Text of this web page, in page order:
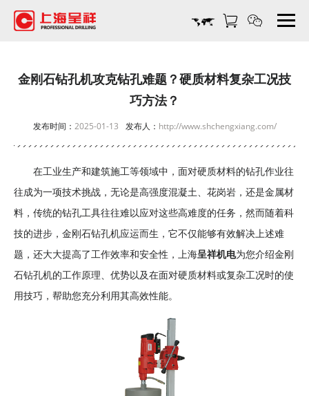
题？
金刚石钻孔机攻克钻孔难题？硬质材料复杂工况技
巧方法？
发布时间： 2025-01-13 发布人： http://www.shchengxiang.com/
在工业生产和建筑施工等领域中，面对硬质材料的钻孔作业往
往成为一项技术挑战，无论是高强度混凝土、花岗岩，还是金属材
料，传统的钻孔工具往往难以应对这些高难度的任务，然而随着科
技的进步，金刚石钻孔机应运而生，它不仅能够有效解决上述难
题，还大大提高了工作效率和安全性，上海呈祥机电为您介绍金刚
石钻孔机的工作原理、优势以及在面对硬质材料或复杂工况时的使
用技巧，帮助您充分利用其高效性能。